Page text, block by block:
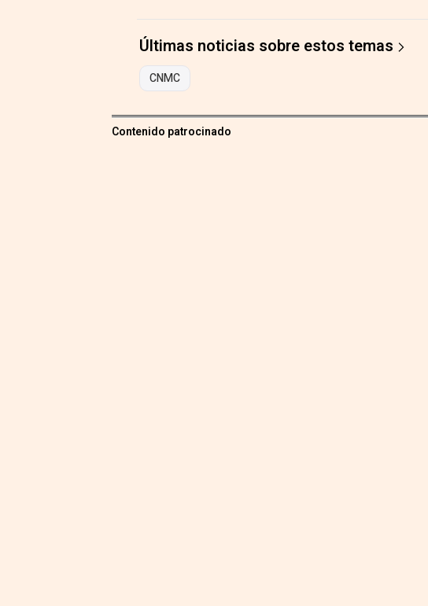
Últimas noticias sobre estos temas
CNMC
Contenido patrocinado